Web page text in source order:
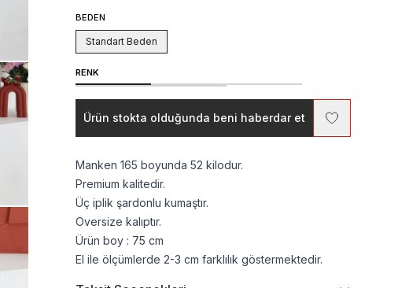
BEDEN
Standart Beden
RENK
Ürün stokta olduğunda beni haberdar et
Manken 165 boyunda 52 kilodur.
Premium kalitedir.
Üç iplik şardonlu kumaştır.
Oversize kalıptır.
Ürün boy : 75 cm
El ile ölçümlerde 2-3 cm farklılık göstermektedir.